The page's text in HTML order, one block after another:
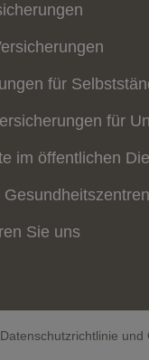
für
für
im öffentlichen
Sie uns
und